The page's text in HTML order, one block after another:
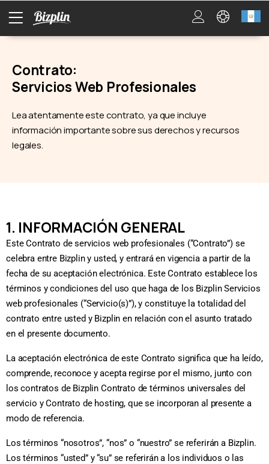
Contrato:
Servicios Web Profesionales
Lea atentamente este contrato, ya que incluye
información importante sobre sus derechos y recursos
legales.
1. INFORMACIÓN GENERAL
Este Contrato de servicios web profesionales (“Contrato”) se
celebra entre Bizplin y usted, y entrará en vigencia a partir de la
fecha de su aceptación electrónica. Este Contrato establece los
términos y condiciones del uso que haga de los Bizplin Servicios
web profesionales (“Servicio(s)”), y constituye la totalidad del
contrato entre usted y Bizplin en relación con el asunto tratado
en el presente documento.
La aceptación electrónica de este Contrato significa que ha leído,
comprende, reconoce y acepta regirse por el mismo, junto con
los contratos de Bizplin Contrato de términos universales del
servicio y Contrato de hosting, que se incorporan al presente a
modo de referencia.
Los términos “nosotros”, “nos” o “nuestro” se referirán a Bizplin.
Los términos “usted” y “su” se referirán a los individuos o las